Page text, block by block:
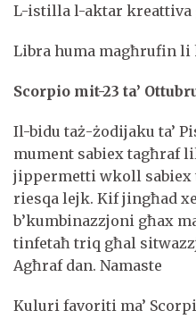
L-istilla l-aktar kreattiva
Libra huma magħrufin li
Scorpio mit-23 ta’
Il-bidu taż-żodijaku ta’
mument sabiex tagħraf
jippermetti wkoll
riesqa lejk. Kif jingħad
b’kumbinazzjoni għax
tinfetaħ triq għal
Agħraf dan. Namaste
Kuluri favoriti ma’